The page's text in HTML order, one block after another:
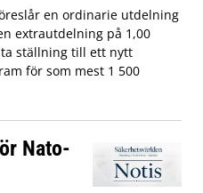
en ordinarie utdelning
extrautdelning på 1,00
ta ställning till ett nytt
för som mest 1 500
Nato-